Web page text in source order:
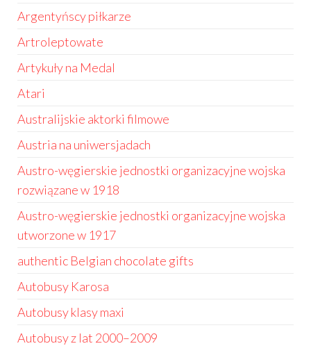
Argentyńscy piłkarze
Artroleptowate
Artykuły na Medal
Atari
Australijskie aktorki filmowe
Austria na uniwersjadach
Austro-węgierskie jednostki organizacyjne wojska
rozwiązane w 1918
Austro-węgierskie jednostki organizacyjne wojska
utworzone w 1917
authentic Belgian chocolate gifts
Autobusy Karosa
Autobusy klasy maxi
Autobusy z lat 2000–2009